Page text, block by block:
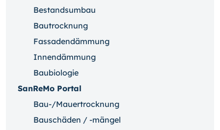
Bestandsumbau
Bautrocknung
Fassadendämmung
Innendämmung
Baubiologie
SanReMo Portal
Bau-/Mauertrocknung
Bauschäden / -mängel